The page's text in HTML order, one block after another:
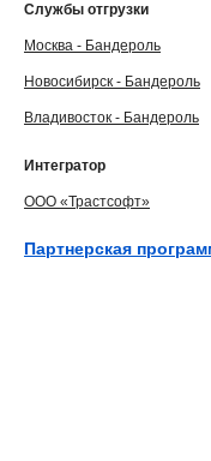
Службы отгрузки
Москва - Бандероль
Новосибирск - Бандероль
Владивосток - Бандероль
Интегратор
ООО «Трастсофт»
Партнерская